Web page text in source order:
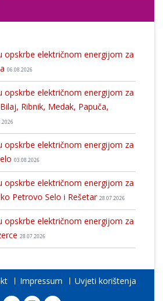
opskrbe električnom energijom za
06.08.2026
opskrbe električnom energijom za
Ribnik, Medak, Papuča,
opskrbe električnom energijom za
03.08.2026
opskrbe električnom energijom za
Petrovo Selo i Rešetar 28.07.2026
opskrbe električnom energijom za
28.07.2026
Impressum Uvjeti korištenja